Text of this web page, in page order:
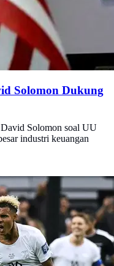
Solomon Dukung
Solomon soal UU
industri keuangan